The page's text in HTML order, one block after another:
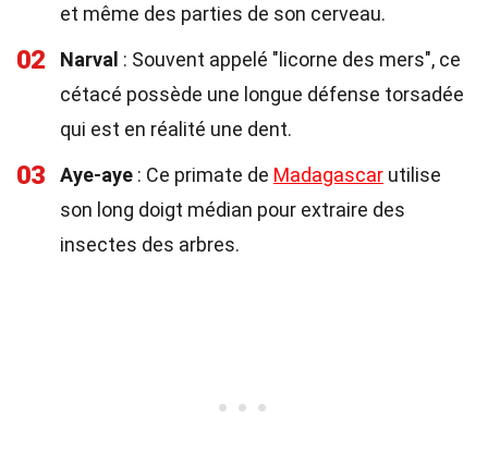
et même des parties de son cerveau.
02 Narval : Souvent appelé "licorne des mers", ce
cétacé possède une longue défense torsadée
qui est en réalité une dent.
03 Aye-aye : Ce primate de Madagascar utilise
son long doigt médian pour extraire des
insectes des arbres.